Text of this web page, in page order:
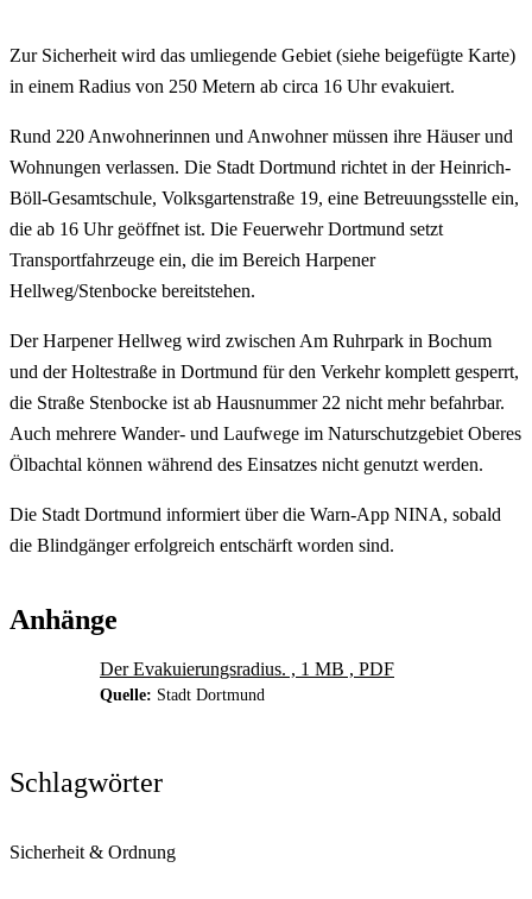
Zur Sicherheit wird das umliegende Gebiet (siehe beigefügte Karte)
in einem Radius von 250 Metern ab circa 16 Uhr evakuiert.
Rund 220 Anwohnerinnen und Anwohner müssen ihre Häuser und
Wohnungen verlassen. Die Stadt Dortmund richtet in der Heinrich-
Böll-Gesamtschule, Volksgartenstraße 19, eine Betreuungsstelle ein,
die ab 16 Uhr geöffnet ist. Die Feuerwehr Dortmund setzt
Transportfahrzeuge ein, die im Bereich Harpener
Hellweg/Stenbocke bereitstehen.
Der Harpener Hellweg wird zwischen Am Ruhrpark in Bochum
und der Holtestraße in Dortmund für den Verkehr komplett gesperrt,
die Straße Stenbocke ist ab Hausnummer 22 nicht mehr befahrbar.
Auch mehrere Wander- und Laufwege im Naturschutzgebiet Oberes
Ölbachtal können während des Einsatzes nicht genutzt werden.
Die Stadt Dortmund informiert über die Warn-App NINA, sobald
die Blindgänger erfolgreich entschärft worden sind.
Anhänge
Der Evakuierungsradius. , 1 MB , PDF
Quelle: Stadt Dortmund
Schlagwörter
Sicherheit & Ordnung